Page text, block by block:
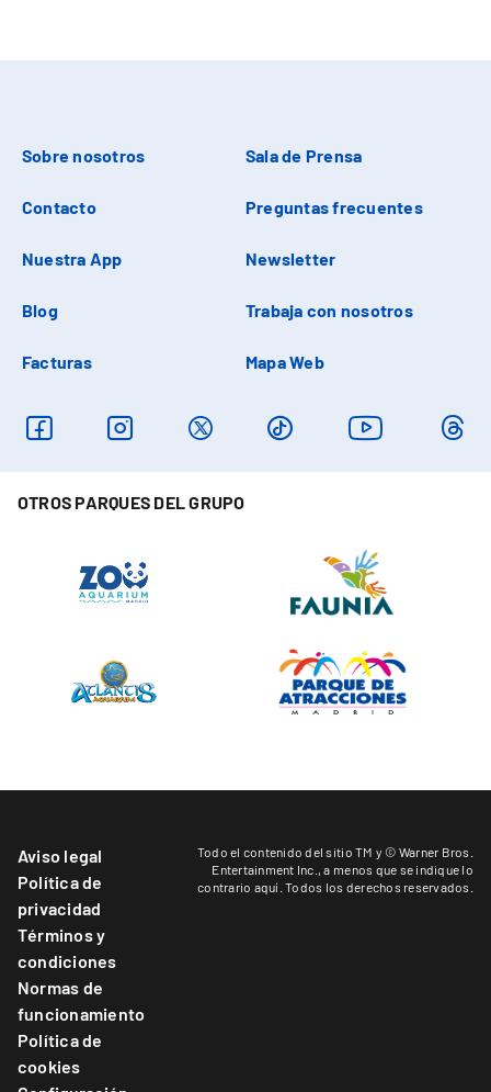
Sobre nosotros Sala de Prensa
Contacto Preguntas frecuentes
Nuestra App Newsletter
Blog Trabaja con nosotros
Facturas Mapa Web
OTROS PARQUES DEL GRUPO
Aviso legal
Política de
privacidad
Términos y
condiciones
Normas de
funcionamiento
Política de
cookies
Todo el contenido del sitio TM y © Warner Bros.
Entertainment Inc.,a menos que se indique lo
contrario aquí . Todos los derechos reservados.